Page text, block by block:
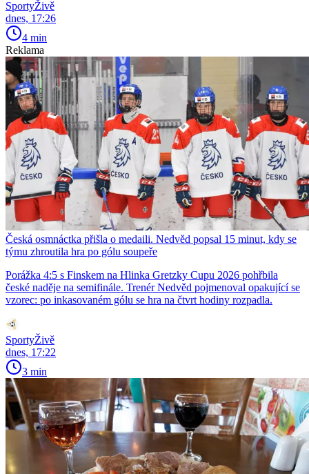
SportyŽivě
dnes, 17:26
4 min
Reklama
Česká osmnáctka přišla o medaili. Nedvěd popsal 15 minut, kdy se
týmu zhroutila hra po gólu soupeře
Porážka 4:5 s Finskem na Hlinka Gretzky Cupu 2026 pohřbila
české naděje na semifinále. Trenér Nedvěd pojmenoval opakující se
vzorec: po inkasovaném gólu se hra na čtvrt hodiny rozpadla.
SportyŽivě
dnes, 17:22
3 min